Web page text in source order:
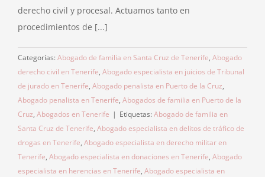
derecho civil y procesal. Actuamos tanto en
procedimientos de [...]
Categorías: Abogado de familia en Santa Cruz de Tenerife, Abogado
derecho civil en Tenerife, Abogado especialista en juicios de Tribunal
de jurado en Tenerife, Abogado penalista en Puerto de la Cruz,
Abogado penalista en Tenerife, Abogados de familia en Puerto de la
Cruz, Abogados en Tenerife | Etiquetas: Abogado de familia en
Santa Cruz de Tenerife, Abogado especialista en delitos de tráfico de
drogas en Tenerife, Abogado especialista en derecho militar en
Tenerife, Abogado especialista en donaciones en Tenerife, Abogado
especialista en herencias en Tenerife, Abogado especialista en